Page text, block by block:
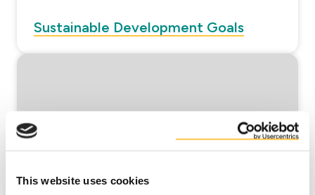
This website uses cookies
Sustainable Development Goals